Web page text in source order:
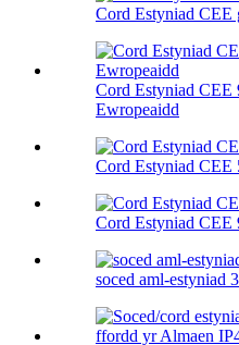
Cord Estyniad CEE
Cord Estyniad CEE
Ewropeaidd
Cord Estyniad CEE
Cord Estyniad CEE
soced aml-estyniad